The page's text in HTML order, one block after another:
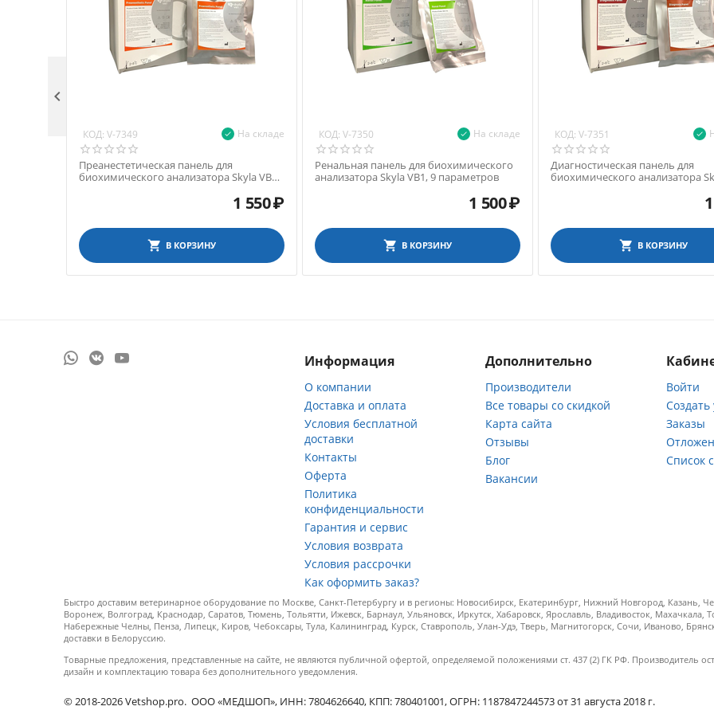
КОД: V-7349 На складе
Преанестетическая панель для
биохимического анализатора Skyla VB1,
1 550₽
В КОРЗИНУ
КОД: V-7350 На складе
Ренальная панель для биохимического
анализатора Skyla VB1, 9 параметров
1 500₽
В КОРЗИНУ
КОД: V-7351
Диагностическая панель для
биохимического анализатора
В КОРЗИНУ

Информация
О компании
Доставка и оплата
Условия бесплатной
доставки
Контакты
Оферта
Политика
конфиденциальности
Гарантия и сервис
Условия возврата
Условия рассрочки
Как оформить заказ?
Дополнительно
Производители
Все товары со скидкой
Карта сайта
Отзывы
Блог
Вакансии
Войти
Заказы
Список
Быстро доставим ветеринарное оборудование по Москве, Санкт-Петербургу и в регионы: Новосибирск, Екатеринбург, Нижний Новгород, Казань,
Воронеж, Волгоград, Краснодар, Саратов, Тюмень, Тольятти, Ижевск, Барнаул, Ульяновск, Иркутск, Хабаровск, Ярославль, Владивосток,
Набережные Челны, Пенза, Липецк, Киров, Чебоксары, Тула, Калининград, Курск, Ставрополь, Улан-Удэ, Тверь, Магнитогорск, Сочи, Иваново,
доставки в Белоруссию.
Товарные предложения, представленные на сайте, не являются публичной офертой, определяемой положениями ст. 437 (2) ГК РФ. Производитель
дизайн и комплектацию товара без дополнительного уведомления.
© 2018-2026 Vetshop.pro. ООО «МЕДШОП», ИНН: 7804626640, КПП: 780401001, ОГРН: 1187847244573 от 31 августа 2018 г.